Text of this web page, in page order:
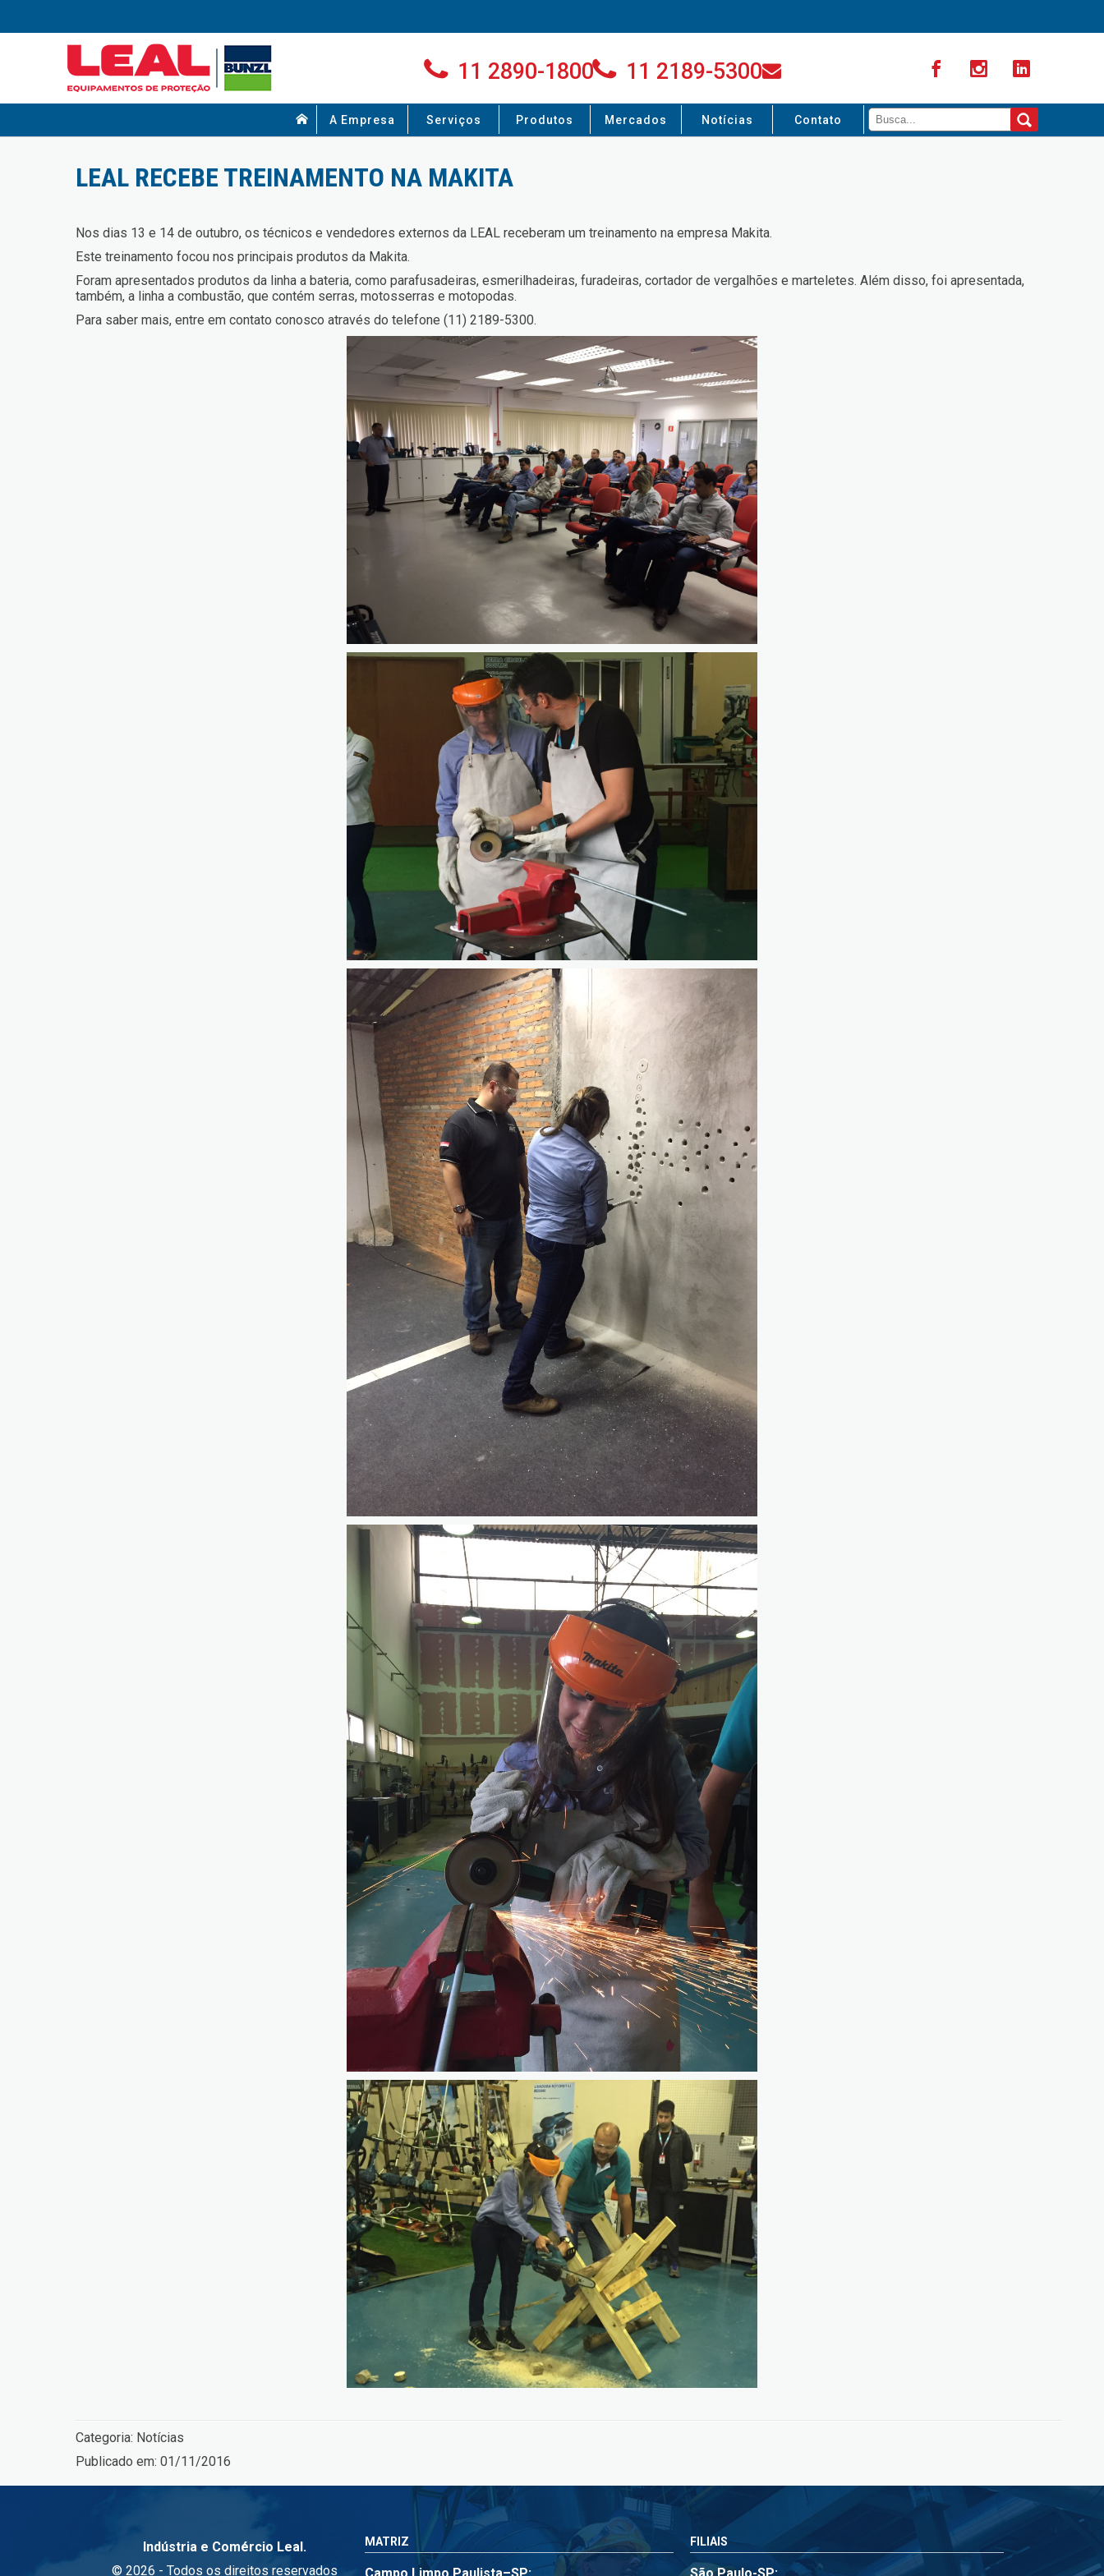
11 2890-1800 11 2189-5300
A Empresa Serviços Produtos Mercados Notícias Contato
LEAL RECEBE TREINAMENTO NA MAKITA
Nos dias 13 e 14 de outubro, os técnicos e vendedores externos da LEAL receberam um treinamento na empresa Makita.
Este treinamento focou nos principais produtos da Makita.
Foram apresentados produtos da linha a bateria, como parafusadeiras, esmerilhadeiras, furadeiras, cortador de vergalhões e marteletes. Além disso, foi apresentada,
também, a linha a combustão, que contém serras, motosserras e motopodas.
Para saber mais, entre em contato conosco através do telefone (11) 2189-5300.
Categoria: Notícias
Publicado em: 01/11/2016
Indústria e Comércio Leal.
© 2026 - Todos os direitos reservados
MATRIZ
Campo Limpo Paulista–SP:
FILIAIS
São Paulo-SP: